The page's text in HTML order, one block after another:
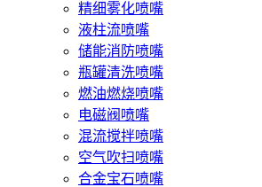
精细雾化喷嘴
液柱流喷嘴
储能消防喷嘴
瓶罐清洗喷嘴
燃油燃烧喷嘴
电磁阀喷嘴
混流搅拌喷嘴
空气吹扫喷嘴
合金宝石喷嘴